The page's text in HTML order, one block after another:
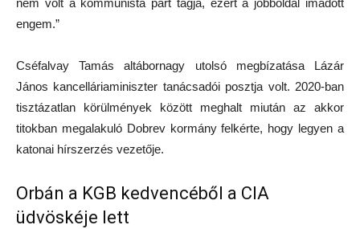
nem volt a kommunista párt tagja, ezért a jobboldal imádott
engem.”
Cséfalvay Tamás altábornagy utolsó megbízatása Lázár
János kancelláriaminiszter tanácsadói posztja volt. 2020-ban
tisztázatlan körülmények között meghalt miután az akkor
titokban megalakuló Dobrev kormány felkérte, hogy legyen a
katonai hírszerzés vezetője.
Orbán a KGB kedvencéből a CIA
üdvöskéje lett